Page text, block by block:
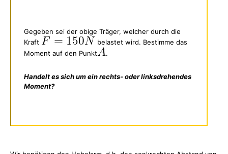
Gegeben sei der obige Träger, welcher durch die
Kraft
belastet wird. Bestimme das
Moment auf den Punkt
.
Handelt es sich um ein rechts- oder linksdrehendes
Moment?